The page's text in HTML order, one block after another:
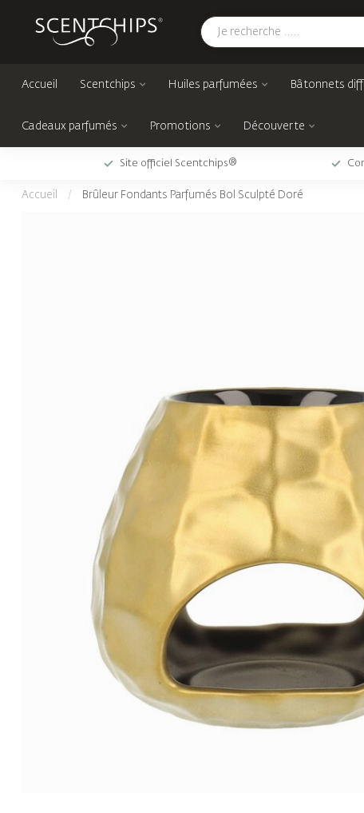
Accueil Scentchips Huiles parfumées Bâtonnets
Cadeaux parfumés Promotions Découverte
Site officiel Scentchips®
Accueil / Brûleur Fondants Parfumés Bol Sculpté Doré